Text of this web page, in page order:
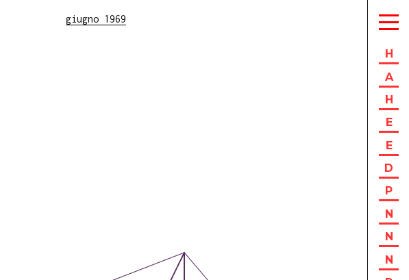
giugno 1969
H
A
H
E
E
D
P
N
N
N